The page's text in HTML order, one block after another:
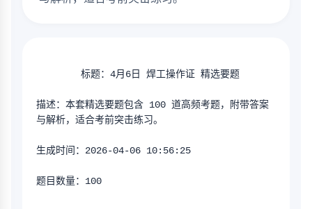
        标题：4月6日 焊工操作证 精选要题
描述：本套精选要题包含 100 道高频考题，附带答案
与解析，适合考前突击练习。
生成时间：2026-04-06 10:56:25
题目数量：100